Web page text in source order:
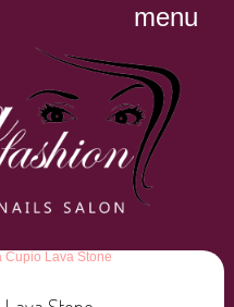
menu
Cupio Lava Stone